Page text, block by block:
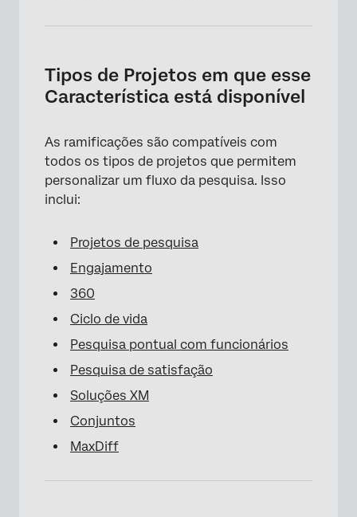
×
Tipos de Projetos em que esse
Característica está disponível
As ramificações são compatíveis com
todos os tipos de projetos que permitem
personalizar um fluxo da pesquisa. Isso
inclui:
Projetos de pesquisa
Engajamento
360
Ciclo de vida
Pesquisa pontual com funcionários
Pesquisa de satisfação
Soluções XM
Conjuntos
MaxDiff